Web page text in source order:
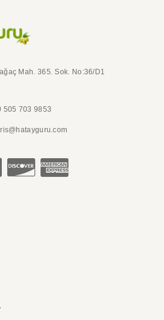
Mah. 365. Sok. No:36/D1
505 703 9853